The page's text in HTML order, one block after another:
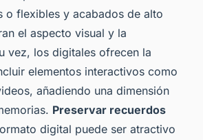
o flexibles y acabados de alto
el aspecto visual y la
vez, los digitales ofrecen la
elementos interactivos como
añadiendo una dimensión
Preservar recuerdos
digital puede ser atractivo